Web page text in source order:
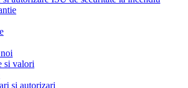
si valori
si autorizari